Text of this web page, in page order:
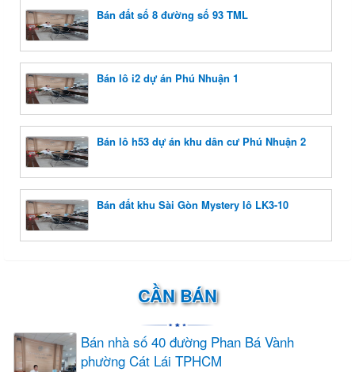
Bán đất số 8 đường số 93 TML
Bán lô i2 dự án Phú Nhuận 1
Bán lô h53 dự án khu dân cư Phú Nhuận 2
Bán đất khu Sài Gòn Mystery lô LK3-10
CẦN BÁN
Bán nhà số 40 đường Phan Bá Vành
phường Cát Lái TPHCM